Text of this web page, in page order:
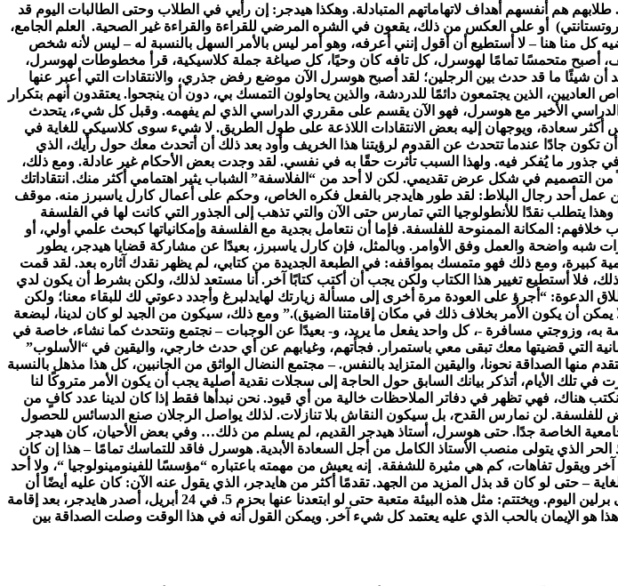
هم أنفسهم أهداف لاتهاماتهم المتبادلة. وهكذا هيدجر: إن رأيي في الطلاب وحتى الطالبات اليوم قد
أو على العكس من ذلك، يقعون في الشره المرضي للقراءة والقراءة غير الصحية. العلم الجامع،
منا هنا – لا أستطيع أن أقول إنني أعرفه، وهو أمر ليس بالأمر السهل بالنسبة له – ليس لأنه شخص
أصبح متحمسًا تمامًا لهوسرل، كل تافه كان وحيًا، كل صياغة جملة كلاسيكية، قرأ مخطوطات لهوسرل،
شيئًا ما قد حدث بين الرجلين؛ لقد أصبح هوسرل الآن موضع رفض جذري، والانتقادات التي أعبر عنها
الذين يجتمعون دائمًا للدردشة، والذين يحاولون التمسك بي، دون أن ينجحوا. يعتقدون أنهم بتكرار
الأخير مع هوسرل، فهو الآن يقسم على مقرري الدراسي الذي لم يفهمه. وقبل كل شيء، يتحدث
سعادة، ويوجهان إليه بعض الانتقادات اللاذعة على طول الطريق. لا شيء سوى كلاسيكي للغاية في
تكون جادًا عندما تتحدث عن القدوم لرؤيتنا هذا الخريف وأود بعد ذلك أن أتحدث معك حول رأيك، الذي
في جذور ما يُفكر فيه. ولهذا السبب تأثرت حقًا به في نفسي. لقد وجدت بعض الأحكام غير عادلة. ومع ذلك،
في شكل عرض تقديمي. لكن لا أحد من “الفلاسفة” الشباب يثير اهتمامي أكثر منك. انتقاداتك
من عمل أحد رجال البلاط: لقد طور هايدجر بالفعل فكره الخاص، وحكم على أعمال كارل ياسبرز منه. موقف
وهذا يتطلب نقدًا للأنطولوجيا التي تمارس حتى الآن والتي تذهب إلى الجذور التي كانت لها في الفلسفة
المكانة الممنوحة للفلسفة. فإما أن نتعامل بجدية مع الفلسفة وإمكانياتها كبحث علمي أولي، أو
شبه واضحة والعمل وفق الأوامر. وبالمثل، فإن كارل ياسبرز، بعيدًا عن مشاركة قضايا هيدجر، يطور
كبيرة، ومع ذلك فهو متمسك بمواقفه: في الطبعة الجديدة من كتابي، لم يظهر نقدك آثاره بعد. لقد قمت
فلا أستطيع تغيير هذا الكتاب ولكن يجب أن أكتب كتابًا آخر. أنا مستعد لذلك، ولكن بشرط أن يكون لدي
الدعوة: “أجرؤ على العودة مرة أخرى إلى مسألة زيارتك لهايدلبرغ وأجدد دعوتي لك للبقاء معنا؛ ولكن
أن يكون الأمر بخلاف ذلك في مكان إقامتنا الضيق).” ومع ذلك، سيكون من الجيد لو كان لدينا، لبضعة
به، وزوجتي مسافرة -، كل واحد يفعل ما يريد، و- بعيدًا عن الوجبات – نجتمع ونتحدث كما نشاء، خاصة في
التي قضيتها معك تبقى معي باستمرار. فجأتهم، وغيابهم عن أي حدث خارجي، واليقين في “الأسلوب”
الصداقة نحونا، واليقين المتزايد بالنفس. – مجتمع النضال الواثق من الجانبين، كل هذا مذهل بالنسبة
تلك الأيام، أتذكر بيانك السابق حول الحاجة إلى سجلات نقدية أصلية يجب أن يكون الأمر متروكًا لنا
هناك، فهي تظهر في دفاتر الملاحظات خالية من أي قيود. نحن نبدأها فقط إذا كان لدينا عدد كافٍ من
لن نمارس القدح، بل سيكون النقاش بلا تنازلات. لذلك يواصل الرجلان صنع الدسائس للحصول
الخاصة جدًا. حتى هوسرل، أستاذ هيدجر القديم، لم يسلم من ذلك… وفي بعض الأحيان، كان هيدجر
الذي يتولى منصب الأستاذ الكامل من أجل السعادة الأبدية. هوسرل فاقد للتماسك تمامًا – هذا إن كان
ويقول تفاهات، كم هي مثيرة للشفقة. إنه يعيش من مهمته باعتباره “مؤسسًا للفينومينولوجيا “، ولا أحد
– حتى لو كان قد بذل المزيد من الجهد. تقدمًا أكثر من هايدجر، الذي يقول عنه الآن: كان عليه أيضًا أن
يدرس ولم يكن بإمكانه الذهاب إلى مدرستي، وإلا فإنه سيكون أكثر تقدمًا – وهذا ما سيوصل العالم إلى برلين اليوم. ويختتم: مثل هذه البيئة متعبة حتى لو ابتعدنا عنها بحزم 5. في 24 أبريل، أصدر هايدجر، بعد إقامة
على أساس أنك صديقي. هذا هو الإيمان بالحب الذي عليه يعتمد كل شيء آخر. ويمكن القول أنه في هذا الوقت وصلت الصداقة بين